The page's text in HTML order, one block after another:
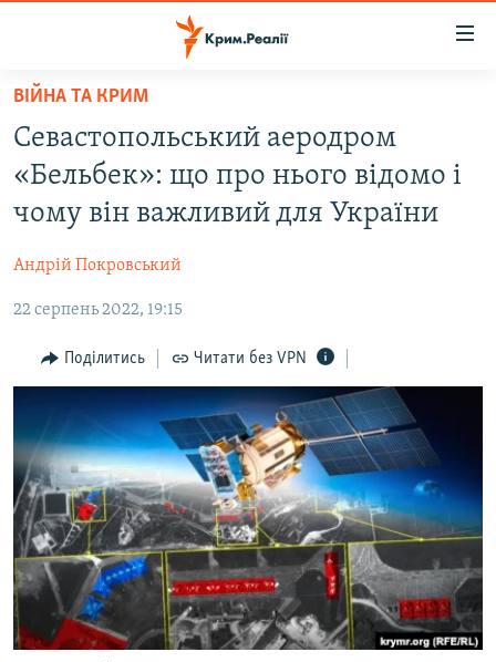
Перейти
основного
матеріалу
основної
навігації
Перейти
пошуку
ВОДА.КРИМ
ВІДЕО ТА ФОТО
БЛОГИ
ПОГЛЯД
ІНТЕРВ'Ю
ВСЕ ЗА ДЕНЬ
СПЕЦПРОЕКТИ
ДЕПОРТАЦІЯ
ВІДЕОУРОКИ «ELIFBE»
СВІДЧЕННЯ ОКУПАЦІЇ
УКРАЇНСЬКА ПРОБЛЕМА КРИМУ
ІНФОГРАФІКА
ЯК ОБІЙТИ БЛОКУВАННЯ
Русский
Qırımtatar
ДОЛУЧАЙСЯ!
ВІЙНА ТА КРИМ
Севастопольський аеродром
«Бельбек»: що про нього відомо і
чому він важливий для України
Андрій Покровський
22 серпень 2022, 19:15
Поділитись Читати без VPN